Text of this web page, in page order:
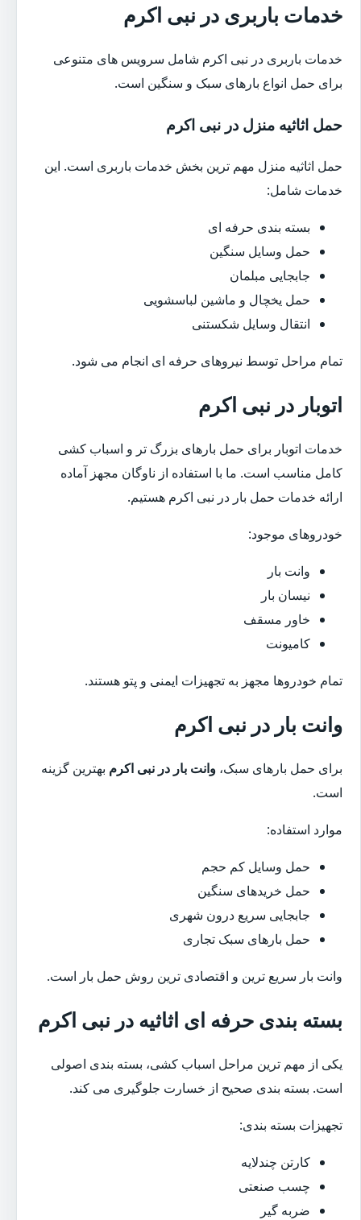
خدمات باربری در نبی اکرم
خدمات باربری در نبی اکرم شامل سرویس های متنوعی
برای حمل انواع بارهای سبک و سنگین است.
حمل اثاثیه منزل در نبی اکرم
حمل اثاثیه منزل مهم ترین بخش خدمات باربری است. این
خدمات شامل:
بسته بندی حرفه ای
حمل وسایل سنگین
جابجایی مبلمان
حمل یخچال و ماشین لباسشویی
انتقال وسایل شکستنی
تمام مراحل توسط نیروهای حرفه ای انجام می شود.
اتوبار در نبی اکرم
خدمات اتوبار برای حمل بارهای بزرگ تر و اسباب کشی
کامل مناسب است. ما با استفاده از ناوگان مجهز آماده
ارائه خدمات حمل بار در نبی اکرم هستیم.
خودروهای موجود:
وانت بار
نیسان بار
خاور مسقف
کامیونت
تمام خودروها مجهز به تجهیزات ایمنی و پتو هستند.
وانت بار در نبی اکرم
برای حمل بارهای سبک، وانت بار در نبی اکرم بهترین گزینه
است.
موارد استفاده:
حمل وسایل کم حجم
حمل خریدهای سنگین
جابجایی سریع درون شهری
حمل بارهای سبک تجاری
وانت بار سریع ترین و اقتصادی ترین روش حمل بار است.
بسته بندی حرفه ای اثاثیه در نبی اکرم
یکی از مهم ترین مراحل اسباب کشی، بسته بندی اصولی
است. بسته بندی صحیح از خسارت جلوگیری می کند.
تجهیزات بسته بندی:
کارتن چندلایه
چسب صنعتی
ضربه گیر